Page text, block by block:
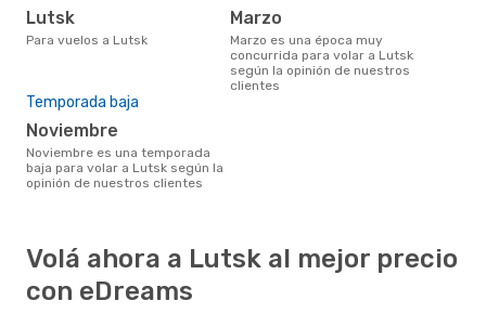
Lutsk
Para vuelos a Lutsk
marzo
marzo es una época muy
concurrida para volar a Lutsk
según la opinión de nuestros
clientes
Temporada baja
noviembre
noviembre es una temporada
baja para volar a Lutsk según la
opinión de nuestros clientes
Volá ahora a Lutsk al mejor precio
con eDreams